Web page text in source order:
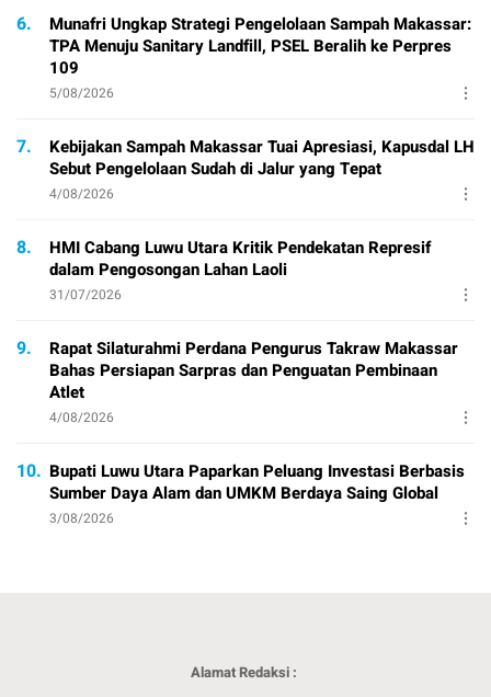
6.
Munafri Ungkap Strategi Pengelolaan Sampah Makassar:
TPA Menuju Sanitary Landfill, PSEL Beralih ke Perpres
109
5/08/2026
7.
Kebijakan Sampah Makassar Tuai Apresiasi, Kapusdal LH
Sebut Pengelolaan Sudah di Jalur yang Tepat
4/08/2026
8.
HMI Cabang Luwu Utara Kritik Pendekatan Represif
dalam Pengosongan Lahan Laoli
31/07/2026
9.
Rapat Silaturahmi Perdana Pengurus Takraw Makassar
Bahas Persiapan Sarpras dan Penguatan Pembinaan
Atlet
4/08/2026
10. Bupati Luwu Utara Paparkan Peluang Investasi Berbasis
Sumber Daya Alam dan UMKM Berdaya Saing Global
3/08/2026
Alamat Redaksi :